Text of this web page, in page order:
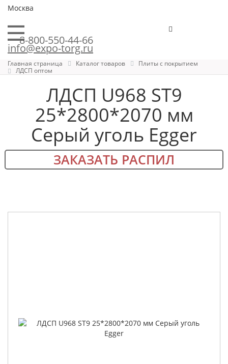
Москва
8-800-550-44-66
info@expo-torg.ru
Главная страница Каталог товаров
Плиты с покрытием
ЛДСП оптом
ЛДСП U968 ST9
25*2800*2070 мм
Серый уголь Egger
ЗАКАЗАТЬ РАСПИЛ